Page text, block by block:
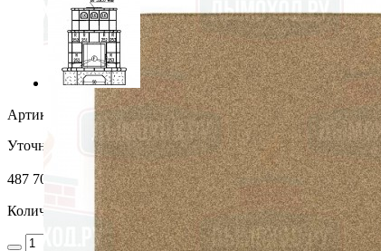
Артикул:
С30162_256_225_sp
Уточняйте у менеджера
487 700
Количество